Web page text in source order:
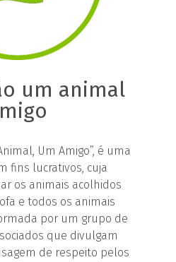
um animal
Um Amigo”, é uma
fins lucrativos, cuja
os animais acolhidos
e todos os animais
por um grupo de
que divulgam
de respeito pelos